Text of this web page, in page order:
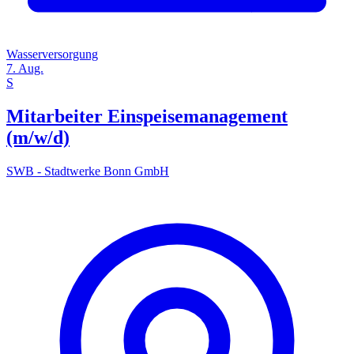
Wasserversorgung
7. Aug.
S
Mitarbeiter Einspeisemanagement
(m/w/d)
SWB - Stadtwerke Bonn GmbH